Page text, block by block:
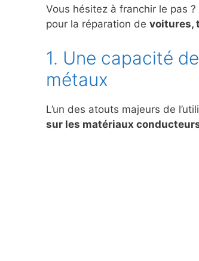
Vous hésitez à franchir le pas ?
pour la réparation de voitures,
1. Une capacité
métaux
L’un des atouts majeurs de
sur les matériaux